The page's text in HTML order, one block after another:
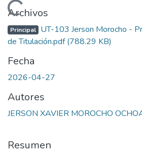
Cargando...
Archivos
Principal UT-103 Jerson Morocho -
de Titulación.pdf(788.29 KB)
Fecha
2026-04-27
Autores
JERSON XAVIER MOROCHO
Resumen